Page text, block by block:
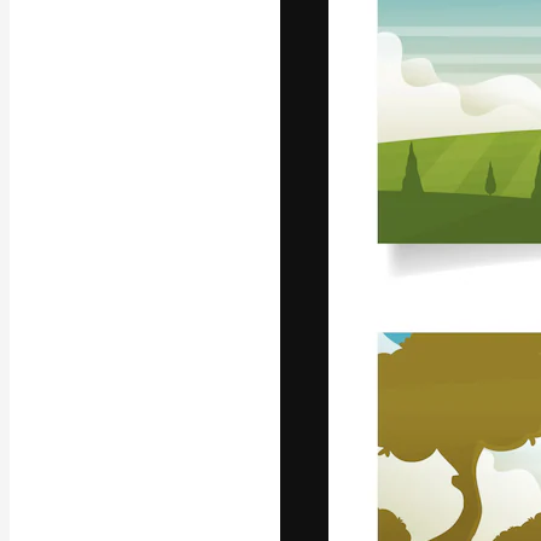
La
migliori lavori.
creativi,
Italiano
Copyright ©